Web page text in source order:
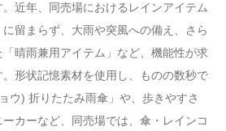
近年、同売場におけるレインアイテム
留まらず、大雨や突風への備え、さら
晴雨兼用アイテム」など、機能性が求
形状記憶素材を使用し、ものの数秒で
ウ) 折りたたみ雨傘」や、歩きやすさ
カーなど、同売場では、傘・レインコ